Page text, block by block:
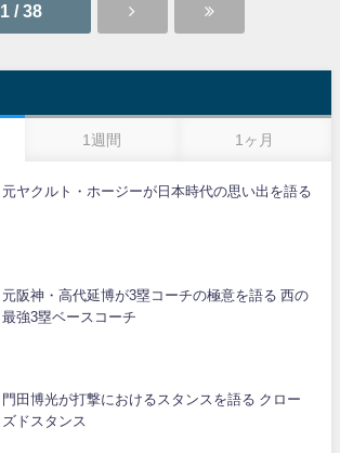
1 / 38
1週間 1ヶ月
元ヤクルト・ホージーが日本時代の思い出を語る
元阪神・高代延博が3塁コーチの極意を語る 西の
最強3塁ベースコーチ
門田博光が打撃におけるスタンスを語る クロー
ズドスタンス